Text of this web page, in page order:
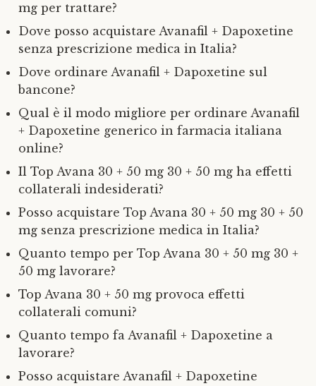
mg per trattare?
Dove posso acquistare Avanafil + Dapoxetine
senza prescrizione medica in Italia?
Dove ordinare Avanafil + Dapoxetine sul
bancone?
Qual è il modo migliore per ordinare Avanafil
+ Dapoxetine generico in farmacia italiana
online?
Il Top Avana 30 + 50 mg 30 + 50 mg ha effetti
collaterali indesiderati?
Posso acquistare Top Avana 30 + 50 mg 30 + 50
mg senza prescrizione medica in Italia?
Quanto tempo per Top Avana 30 + 50 mg 30 +
50 mg lavorare?
Top Avana 30 + 50 mg provoca effetti
collaterali comuni?
Quanto tempo fa Avanafil + Dapoxetine a
lavorare?
Posso acquistare Avanafil + Dapoxetine